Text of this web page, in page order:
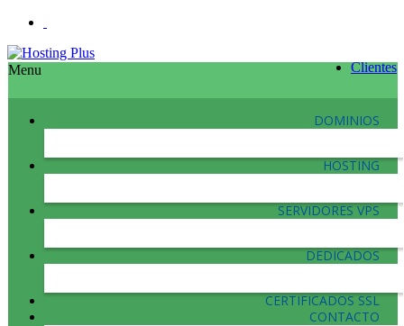
Clientes
Menu
DOMINIOS
HOSTING
SERVIDORES VPS
DEDICADOS
CERTIFICADOS SSL
CONTACTO